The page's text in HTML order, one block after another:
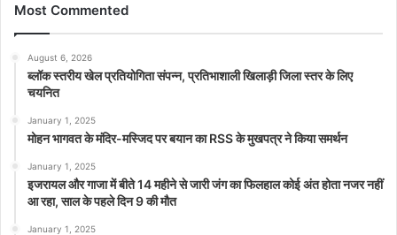
Most Commented
August 6, 2026
ब्लॉक स्तरीय खेल प्रतियोगिता संपन्न, प्रतिभाशाली खिलाड़ी जिला स्तर के लिए
चयनित
January 1, 2025
मोहन भागवत के मंदिर-मस्जिद पर बयान का RSS के मुखपत्र ने किया समर्थन
January 1, 2025
इजरायल और गाजा में बीते 14 महीने से जारी जंग का फिलहाल कोई अंत होता नजर नहीं
आ रहा, साल के पहले दिन 9 की मौत
January 1, 2025